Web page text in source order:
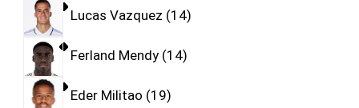
Lucas Vazquez 14
Ferland Mendy 14
Eder Militao 19